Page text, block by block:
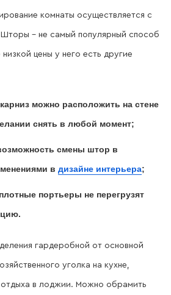
комнаты осуществляется с
– не самый популярный способ
цены у него есть другие
можно расположить на стене
снять в любой момент;
смены штор в
в дизайне интерьера;
портьеры не перегрузят
гардеробной от основной
уголка на кухне,
в лоджии. Можно обрамить